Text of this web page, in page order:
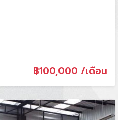
฿100,000 /เดือน